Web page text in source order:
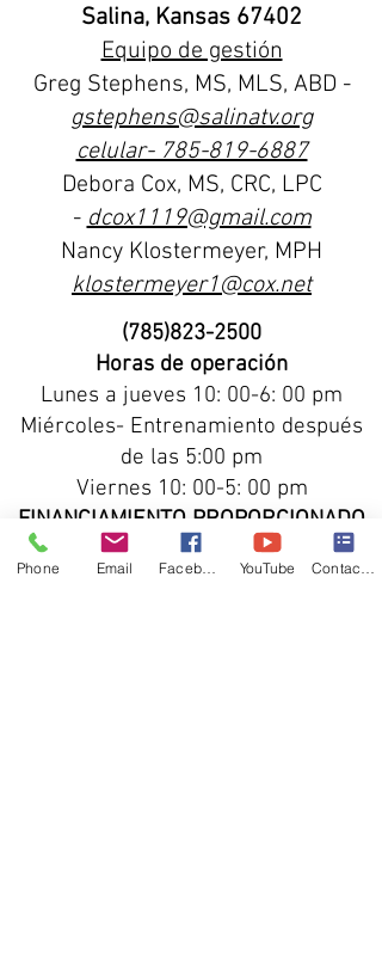
Salina, Kansas 67402
Equipo de gestión
Greg Stephens, MS, MLS, ABD -
gstephens@salinatv.org
celular- 785-819-6887
Debora Cox, MS, CRC, LPC
-dcox1119@gmail.com
Nancy Klostermeyer, MPH
klostermeyer1@cox.net
(785)823-2500
Horas de operación
Lunes a jueves 10: 00-6: 00 pm
Miércoles- Entrenamiento después
de las 5:00 pm
Viernes 10: 00-5: 00 pm
FINANCIAMIENTO PROPORCIONADO
POR
Ciudad de Salina y
condado de
Phone Email YouTube